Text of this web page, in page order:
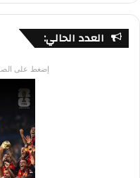
العدد الحالي:
إضغط على